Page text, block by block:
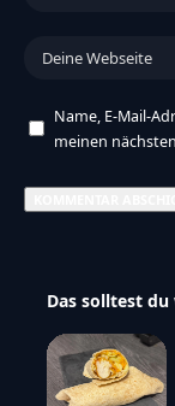
Name, E-Mail-
meinen
Das solltest du